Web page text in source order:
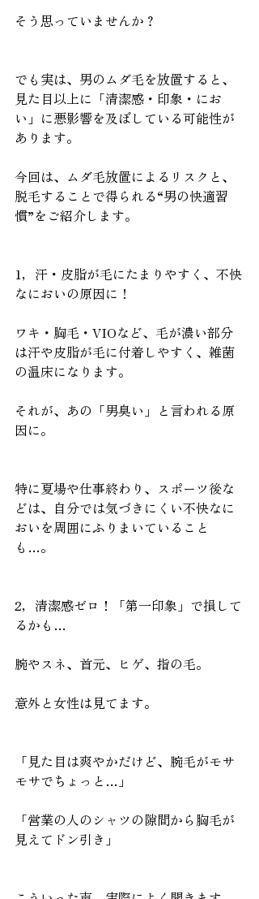
そう思っていませんか？
でも実は、男のムダ毛を放置すると、
見た目以上に「清潔感・印象・にお
い」に悪影響を及ぼしている可能性が
あります。
今回は、ムダ毛放置によるリスクと、
脱毛することで得られる“男の快適習
慣”をご紹介します。
1，汗・皮脂が毛にたまりやすく、不快
なにおいの原因に！
ワキ・胸毛・VIOなど、毛が濃い部分
は汗や皮脂が毛に付着しやすく、雑菌
の温床になります。
それが、あの「男臭い」と言われる原
因に。
特に夏場や仕事終わり、スポーツ後な
どは、自分では気づきにくい不快なに
おいを周囲にふりまいていること
も…。
2，清潔感ゼロ！「第一印象」で損して
るかも…
腕やスネ、首元、ヒゲ、指の毛。
意外と女性は見てます。
「見た目は爽やかだけど、腕毛がモサ
モサでちょっと…」
「営業の人のシャツの隙間から胸毛が
見えてドン引き」